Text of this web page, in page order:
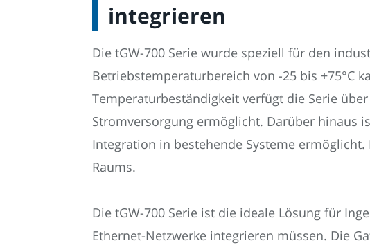
integrieren
Die tGW-700 Serie wurde speziell für den
Betriebstemperaturbereich von -25 bis +75°C
Temperaturbeständigkeit verfügt die Serie
Stromversorgung ermöglicht. Darüber hinaus
Integration in bestehende Systeme
Raums.
Die tGW-700 Serie ist die ideale Lösung für
Ethernet-Netzwerke integrieren müssen. Die